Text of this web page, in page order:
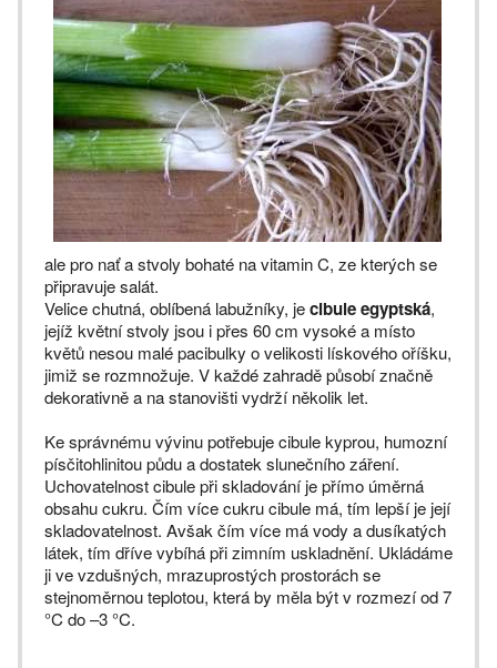
ale pro nať a stvoly bohaté na vitamin C, ze kterých se
připravuje salát.
Velice chutná, oblíbená labužníky, jecibule egyptská,
jejíž květní stvoly jsou i přes 60 cm vysoké a místo
květů nesou malé pacibulky o velikosti lískového oříšku,
jimiž se rozmnožuje. V každé zahradě působí značně
dekorativně a na stanovišti vydrží několik let.
Ke správnému vývinu potřebuje cibule kyprou, humozní
písčitohlinitou půdu a dostatek slunečního záření.
Uchovatelnost cibule při skladování je přímo úměrná
obsahu cukru. Čím více cukru cibule má, tím lepší je její
skladovatelnost. Avšak čím více má vody a dusíkatých
látek, tím dříve vybíhá při zimním uskladnění. Ukládáme
ji ve vzdušných, mrazuprostých prostorách se
stejnoměrnou teplotou, která by měla být v rozmezí od 7
°C do –3 °C.